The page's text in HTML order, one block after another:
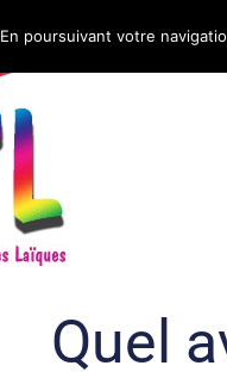
Quel
En poursuivant votre